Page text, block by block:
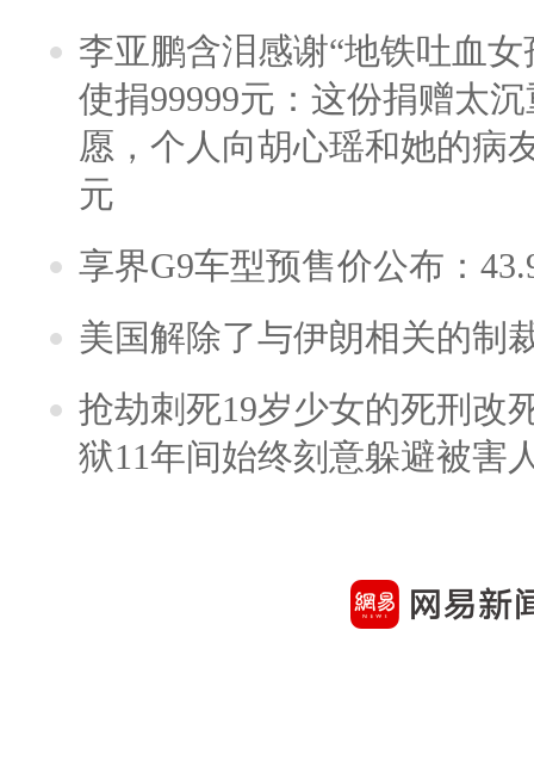
李亚鹏含泪感谢“地铁吐血
使捐99999元：这份捐赠太
愿，个人向胡心瑶和她的病
元
享界G9车型预售价公布：
美国解除了与伊朗相关的制
抢劫刺死19岁少女的死刑改
狱11年间始终刻意躲避被害